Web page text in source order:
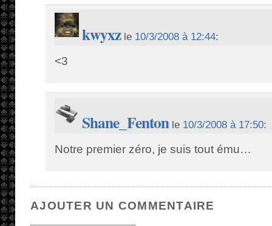
kwyxzle 10/3/2008 à 12:44:
<3
Shane_Fentonle 10/3/2008 à 17:50:
Notre premier zéro, je suis tout ému…
AJOUTER UN COMMENTAIRE